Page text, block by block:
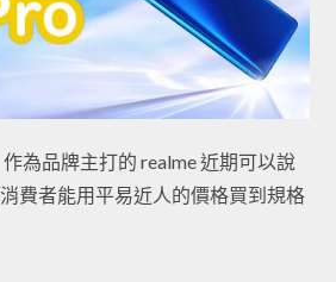
為品牌主打的 realme 近期可以說
費者能用平易近人的價格買到規格